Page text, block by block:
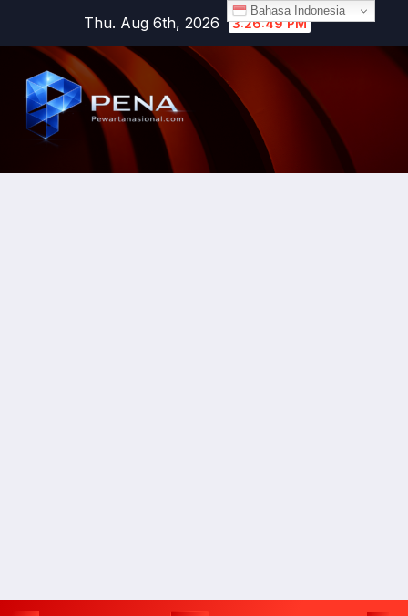
Thu. Aug 6th, 2026 3:26:49 PM
Bahasa Indonesia